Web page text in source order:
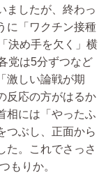
ましたが、終わっ
に「ワクチン接種
決め手を欠く」横
党は5分ずつなど
激しい論戦が期
反応の方がはるか
相には「やったふ
つぶし、正面から
た。これでさっさ
もりか。